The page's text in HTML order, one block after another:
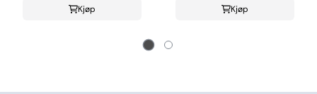
Kjøp
Kjøp